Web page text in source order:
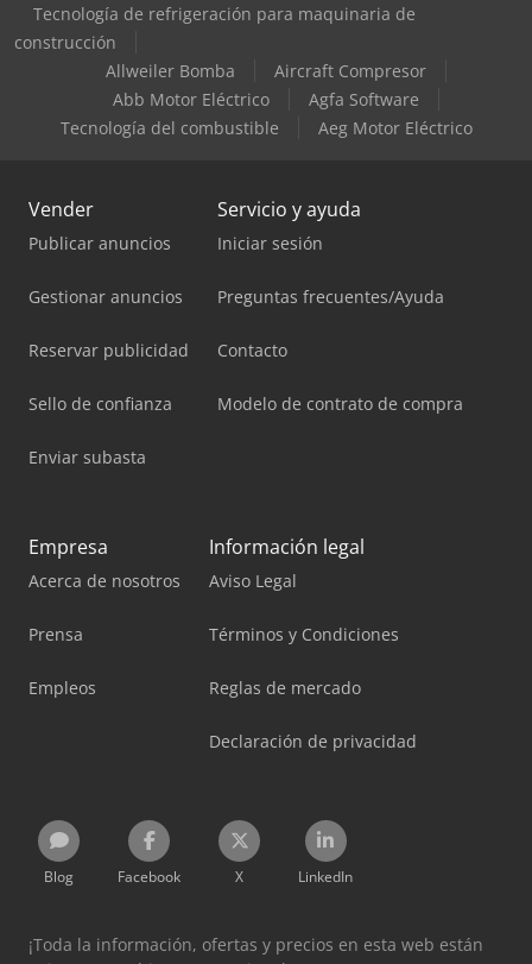
Tecnología de refrigeración para maquinaria de
construcción
Allweiler Bomba
Aircraft Compresor
Abb Motor Eléctrico
Agfa Software
Tecnología del combustible
Aeg Motor Eléctrico
Vender
Publicar anuncios
Gestionar anuncios
Reservar publicidad
Sello de confianza
Enviar subasta
Servicio y ayuda
Iniciar sesión
Preguntas frecuentes/Ayuda
Contacto
Modelo de contrato de compra
Empresa
Acerca de nosotros
Prensa
Empleos
Información legal
Aviso Legal
Términos y Condiciones
Reglas de mercado
Declaración de privacidad
Blog Facebook X LinkedIn
¡Toda la información, ofertas y precios en esta web están